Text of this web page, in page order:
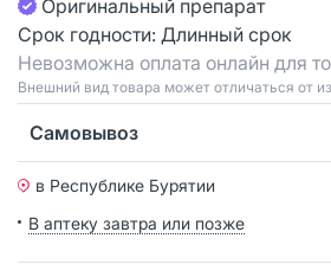
Оригинальный препарат
Срок годности: Длинный срок
Невозможна оплата онлайн для
Bнешний вид товара может отличаться от
Самовывоз
в Республике Бурятии
В аптеку завтра или позже